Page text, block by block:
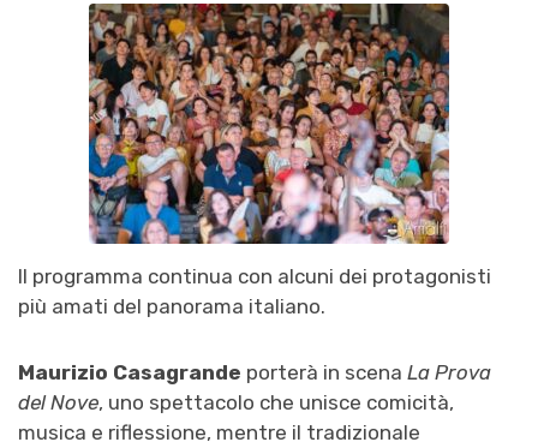
Il programma continua con alcuni dei protagonisti
più amati del panorama italiano.
Maurizio Casagrande porterà in scena La Prova
del Nove, uno spettacolo che unisce comicità,
musica e riflessione, mentre il tradizionale